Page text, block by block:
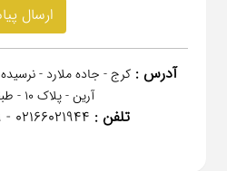
آدرس : کرج - جاده ملارد -
آرین - پلاک 10 - طبقه همکف
تلفن : 02166021944 - 02632302759